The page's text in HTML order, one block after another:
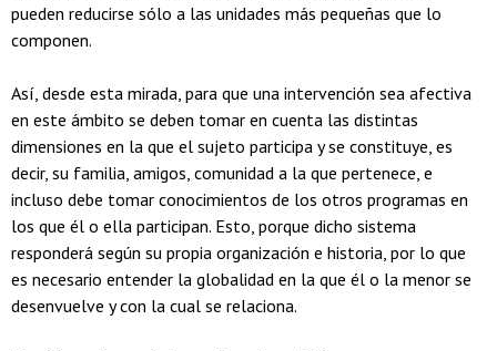
pueden reducirse sólo a las unidades más pequeñas que lo
componen.
Así, desde esta mirada, para que una intervención sea afectiva
en este ámbito se deben tomar en cuenta las distintas
dimensiones en la que el sujeto participa y se constituye, es
decir, su familia, amigos, comunidad a la que pertenece, e
incluso debe tomar conocimientos de los otros programas en
los que él o ella participan. Esto, porque dicho sistema
responderá según su propia organización e historia, por lo que
es necesario entender la globalidad en la que él o la menor se
desenvuelve y con la cual se relaciona.